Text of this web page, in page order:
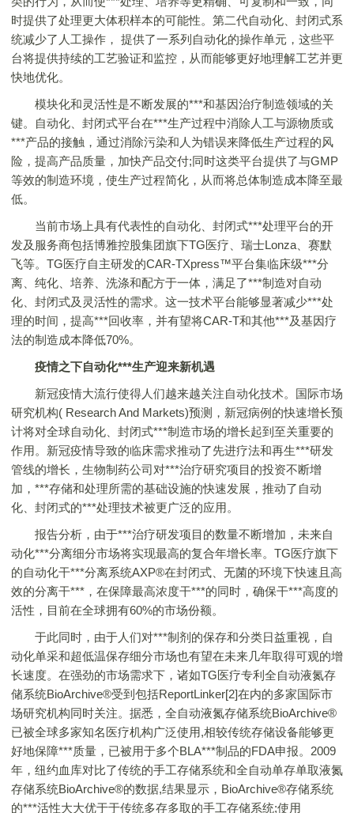
时提供了处理更大体积样本的可能性。第二代自动化、封闭式系
统减少了人工操作， 提供了一系列自动化的操作单元，这些平
台将提供持续的工艺验证和监控，从而能够更好地理解工艺并更
快地优化。
模块化和灵活性是不断发展的***和基因治疗制造领域的关
键。自动化、封闭式平台在***生产过程中消除人工与源物质或
***产品的接触，通过消除污染和人为错误来降低生产过程的风
险，提高产品质量，加快产品交付;同时这类平台提供了与GMP
等效的制造环境，使生产过程简化，从而将总体制造成本降至最
低。
当前市场上具有代表性的自动化、封闭式***处理平台的开
发及服务商包括博雅控股集团旗下TG医疗、瑞士Lonza、赛默
飞等。TG医疗自主研发的CAR-TXpress™平台集临床级***分
离、纯化、培养、洗涤和配方于一体，满足了***制造对自动
化、封闭式及灵活性的需求。这一技术平台能够显著减少***处
理的时间，提高***回收率，并有望将CAR-T和其他***及基因疗
法的制造成本降低70%。
疫情之下自动化***生产迎来新机遇
新冠疫情大流行使得人们越来越关注自动化技术。国际市场
研究机构( Research And Markets)预测，新冠病例的快速增长预
计将对全球自动化、封闭式***制造市场的增长起到至关重要的
作用。新冠疫情导致的临床需求推动了先进疗法和再生***研发
管线的增长，生物制药公司对***治疗研究项目的投资不断增
加，***存储和处理所需的基础设施的快速发展，推动了自动
化、封闭式的***处理技术被更广泛的应用。
报告分析，由于***治疗研发项目的数量不断增加，未来自
动化***分离细分市场将实现最高的复合年增长率。TG医疗旗下
的自动化干***分离系统AXP®在封闭式、无菌的环境下快速且高
效的分离干***，在保障最高浓度干***的同时，确保干***高度的
活性，目前在全球拥有60%的市场份额。
于此同时，由于人们对***制剂的保存和分类日益重视，自
动化单采和超低温保存细分市场也有望在未来几年取得可观的增
长速度。在强劲的市场需求下，诸如TG医疗专利全自动液氮存
储系统BioArchive®受到包括ReportLinker[2]在内的多家国际市
场研究机构同时关注。据悉，全自动液氮存储系统BioArchive®
已被全球多家知名医疗机构广泛使用,相较传统存储设备能够更
好地保障***质量，已被用于多个BLA***制品的FDA申报。2009
年，纽约血库对比了传统的手工存储系统和全自动单存单取液氮
存储系统BioArchive®的数据,结果显示，BioArchive®存储系统
的***活性大大优于于传统多存多取的手工存储系统;使用